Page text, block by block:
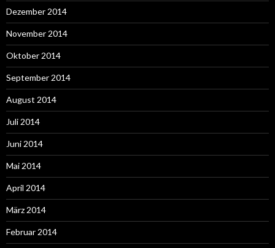
Dezember 2014
November 2014
Oktober 2014
September 2014
August 2014
Juli 2014
Juni 2014
Mai 2014
April 2014
März 2014
Februar 2014